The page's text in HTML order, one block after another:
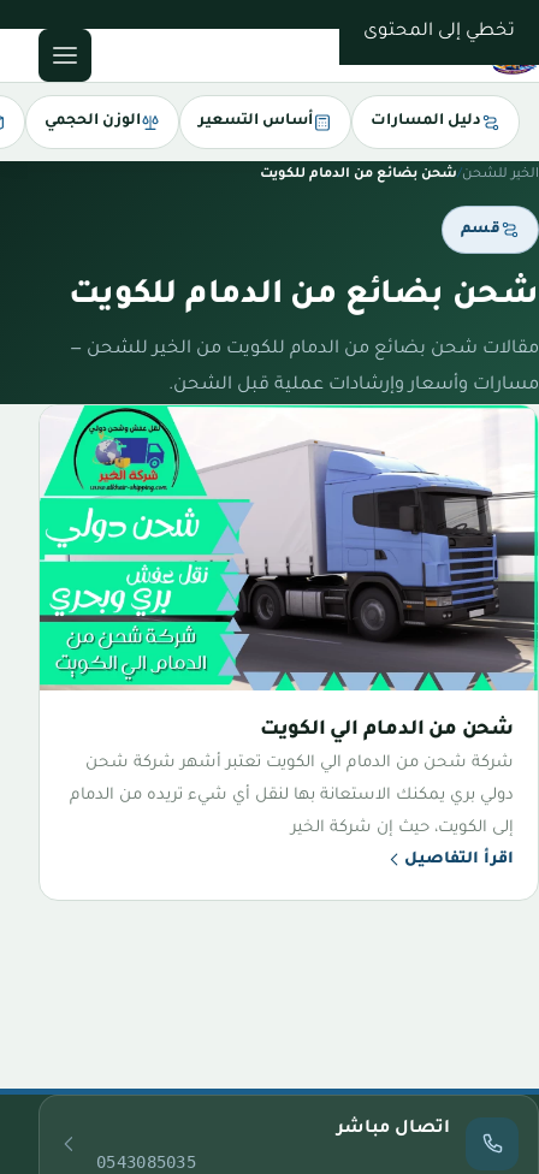
تخطي إلى المحتوى
دليل المسارات أساس التسعير الوزن الحجمي
الخير للشحن/شحن بضائع من الدمام للكويت
قسم
شحن بضائع من الدمام للكويت
مقالات شحن بضائع من الدمام للكويت من الخير للشحن —
مسارات وأسعار وإرشادات عملية قبل الشحن.
شحن من الدمام الي الكويت
شركة شحن من الدمام الي الكويت تعتبر أشهر شركة شحن
دولي بري يمكنك الاستعانة بها لنقل أي شيء تريده من الدمام
إلى الكويت، حيث إن شركة الخير
اقرأ التفاصيل
اتصال مباشر
0543085035